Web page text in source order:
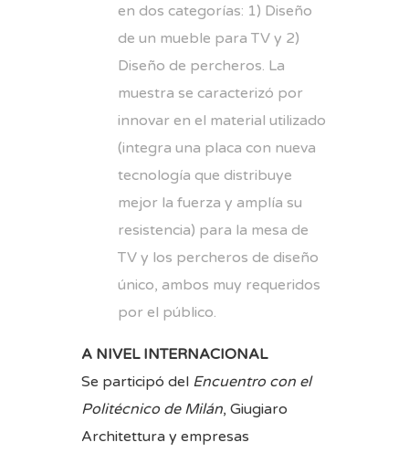
en dos categorías: 1) Diseño
de un mueble para TV y 2)
Diseño de percheros. La
muestra se caracterizó por
innovar en el material utilizado
(integra una placa con nueva
tecnología que distribuye
mejor la fuerza y amplía su
resistencia) para la mesa de
TV y los percheros de diseño
único, ambos muy requeridos
por el público.
A NIVEL INTERNACIONAL
Se participó del Encuentro con el
Politécnico de Milán, Giugiaro
Architettura y empresas